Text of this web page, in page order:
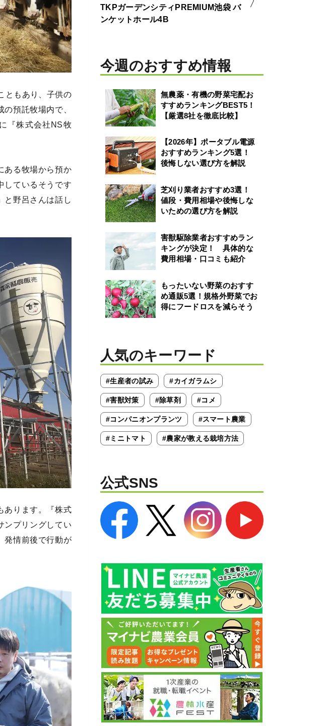
ともあり、子供の
預託牧場内で、
『株式会社NS牧
ある牧場から預か
しているそうです
と野呂さんは話し
あります。『株式
プリングしてい
発情前後で行動が
TKPガーデンシティPREMIUM池袋 バ
ンケットホール4B
今週のおすすめ情報
無農薬・有機の野菜宅配お
すすめランキングBEST5！
【厳選8社を徹底比較】
【2026年】ポータブル電源
おすすめランキング5選！
後悔しない選び方を解説
芝刈り業者おすすめ3選！
値段・費用相場や後悔しな
いための選び方を解説
害獣駆除業者おすすめラン
キングが決定！ 具体的な
費用相場・口コミも紹介
もったいない野菜のおすす
め通販5選！規格外野菜でお
得にフードロスを減らそう
人気のキーワード
#生産者の試み #カイガラムシ
#害獣対策 #除草剤 #コメ
#コンパニオンプランツ #スマート農業
#ミニトマト #農家が教える栽培方法
公式SNS